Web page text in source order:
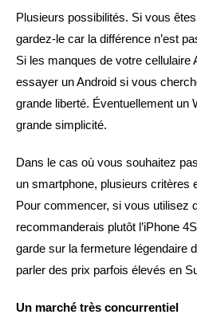
Plusieurs possibilités. Si vous
gardez-le car la différence n’est
Si les manques de votre cellulaire
essayer un Android si vous
grande liberté. Éventuellement un
grande simplicité.
Dans le cas où vous souhaitez
un smartphone, plusieurs critères
Pour commencer, si vous utilisez
recommanderais plutôt l’iPhone
garde sur la fermeture légendaire
parler des prix parfois élevés en
Un marché très concurrentiel